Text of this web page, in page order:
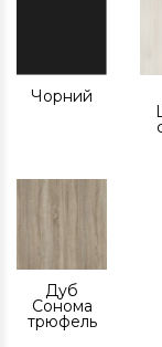
Чорний
Дуб
Сонома
трюфель